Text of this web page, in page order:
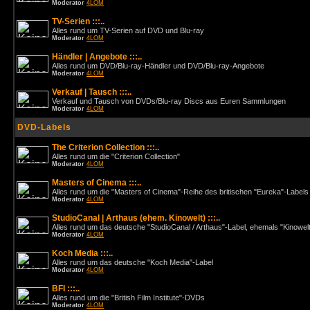
Moderator 4LOM
TV-Serien :::..
Alles rund um TV-Serien auf DVD und Blu-ray
Moderator 4LOM
Händler | Angebote :::..
Alles rund um DVD/Blu-ray-Händler und DVD/Blu-ray-Angebote
Moderator 4LOM
Verkauf | Tausch :::..
Verkauf und Tausch von DVDs/Blu-ray Discs aus Euren Sammlungen
Moderator 4LOM
DVD-Labels
The Criterion Collection :::..
Alles rund um die "Criterion Collection"
Moderator 4LOM
Masters of Cinema :::..
Alles rund um die "Masters of Cinema"-Reihe des britischen "Eureka"-Labels
Moderator 4LOM
StudioCanal | Arthaus (ehem. Kinowelt) :::..
Alles rund um das deutsche "StudioCanal / Arthaus"-Label, ehemals
Moderator 4LOM
Koch Media :::..
Alles rund um das deutsche "Koch Media"-Label
Moderator 4LOM
BFI :::..
Alles rund um die "British Film Institute"-DVDs
Moderator 4LOM